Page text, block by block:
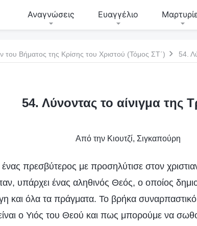
Αναγνώσεις Ευαγγέλιο
του Βήματος της Κρίσης του Χριστού (Τόμος ΣΤ΄) 54.
54. Λύνοντας το αίνιγμα της
Από την Κιουτζί, Σιγκαπούρη
ένας πρεσβύτερος με προσηλύτισε στον
υπάρχει ένας αληθινός Θεός, ο οποίος
και όλα τα πράγματα. Το βρήκα
ο Υιός του Θεού και πως μπορούμε να